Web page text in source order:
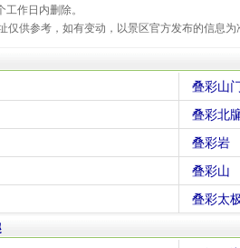
作日内删除。
仅供参考，如有变动，以景区官方发布的信息为
叠彩山
叠彩北
叠彩岩
叠彩山
叠彩太